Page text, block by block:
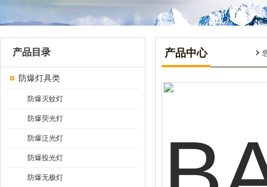
产品目录
防爆灯具类
防爆灭蚊灯
防爆荧光灯
防爆泛光灯
防爆投光灯
防爆无极灯
产品中心